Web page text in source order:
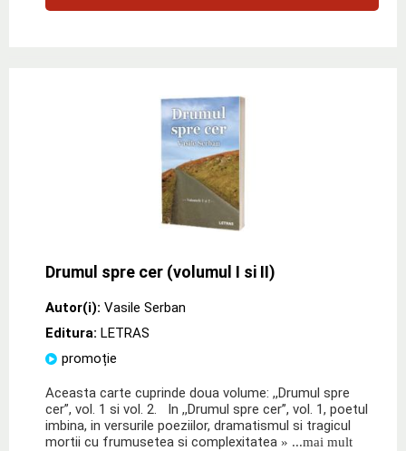
Drumul spre cer (volumul I si II)
Autor(i): Vasile Serban
Editura: LETRAS
promoție
Aceasta carte cuprinde doua volume: ,,Drumul spre
cer”, vol. 1 si vol. 2. In ,,Drumul spre cer”, vol. 1, poetul
imbina, in versurile poeziilor, dramatismul si tragicul
mortii cu frumusetea si complexitatea » ...mai mult